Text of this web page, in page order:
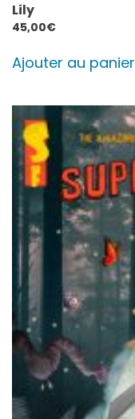
Lily
45,00€
Ajouter au panier